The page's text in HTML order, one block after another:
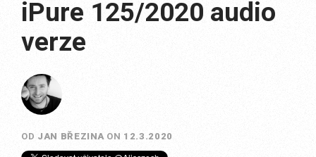
iPure 125/2020 audio
verze
OD JAN BŘEZINA ON 12.3.2020